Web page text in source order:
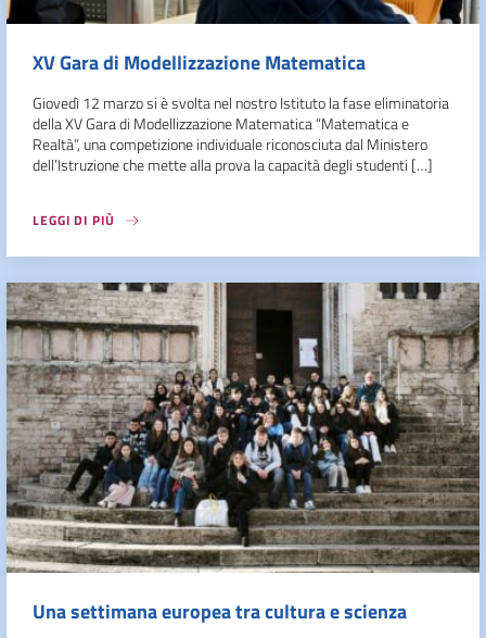
XV Gara di Modellizzazione Matematica
Giovedì 12 marzo si è svolta nel nostro Istituto la fase eliminatoria
della XV Gara di Modellizzazione Matematica “Matematica e
Realtà”, una competizione individuale riconosciuta dal Ministero
dell’Istruzione che mette alla prova la capacità degli studenti […]
LEGGI DI PIÙ
Una settimana europea tra cultura e scienza